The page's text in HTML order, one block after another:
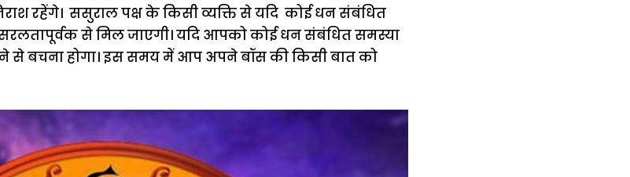
रहेंगे। ससुराल पक्ष के किसी व्यक्ति से यदि कोई धन संबंधित
से मिल जाएगी। यदि आपको कोई धन संबंधित समस्या
से बचना होगा। इस समय में आप अपने बॉस की किसी बात को